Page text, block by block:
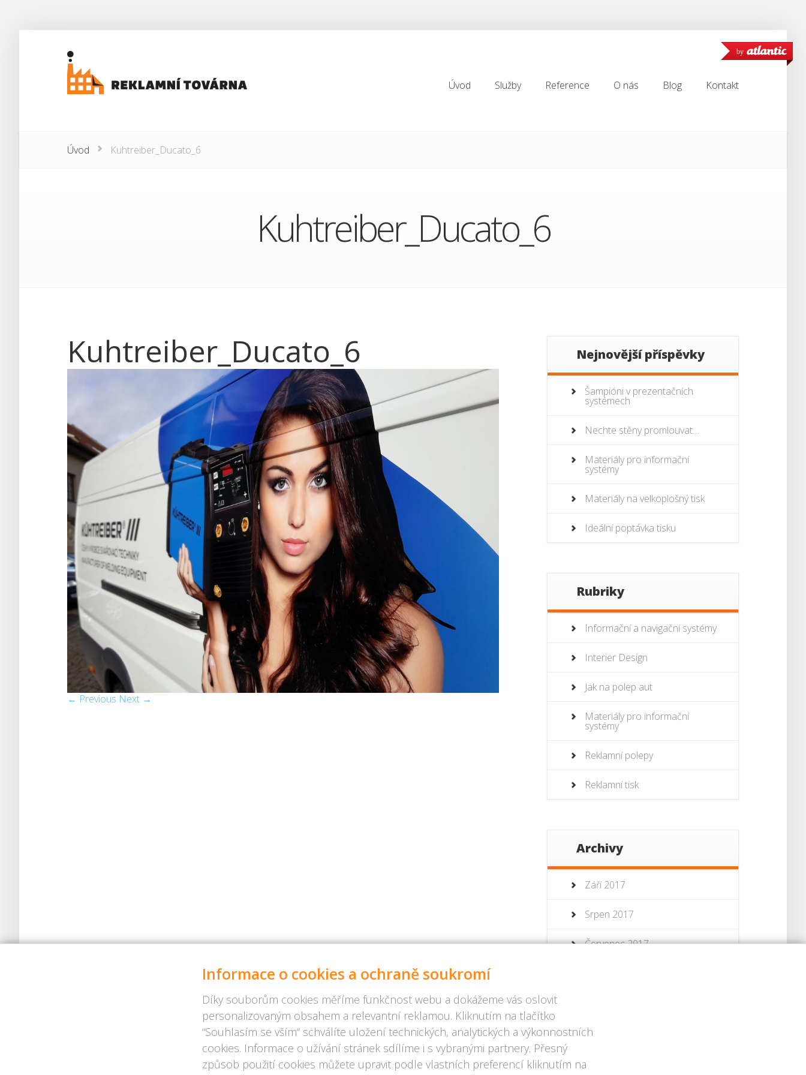
by
Úvod
Služby
Reference
O nás
Blog
Kontakt
Úvod Kuhtreiber_Ducato_6
Kuhtreiber_Ducato_6
Kuhtreiber_Ducato_6
← Previous Next →
Nejnovější příspěvky
Šampióni v prezentačních
systémech
Nechte stěny promlouvat…
Materiály pro informační
systémy
Materiály na velkoplošný tisk
Ideální poptávka tisku
Rubriky
Informační a navigační systémy
Interier Design
Jak na polep aut
Materiály pro informační
systémy
Reklamní polepy
Reklamní tisk
Archivy
Září 2017
Srpen 2017
Červenec 2017
Informace o cookies a ochraně soukromí
Díky souborům cookies měříme funkčnost webu a dokážeme vás oslovit
personalizovaným obsahem a relevantní reklamou. Kliknutím na tlačítko
“Souhlasím se vším“ schválíte uložení technických, analytických a výkonnostních
cookies. Informace o užívání stránek sdílíme i s vybranými partnery. Přesný
způsob použití cookies můžete upravit podle vlastních preferencí kliknutím na